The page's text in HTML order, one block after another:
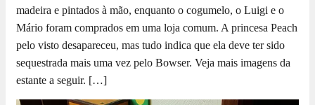
madeira e pintados à mão, enquanto o cogumelo, o Luigi e o
Mário foram comprados em uma loja comum. A princesa Peach
pelo visto desapareceu, mas tudo indica que ela deve ter sido
sequestrada mais uma vez pelo Bowser. Veja mais imagens da
estante a seguir. […]